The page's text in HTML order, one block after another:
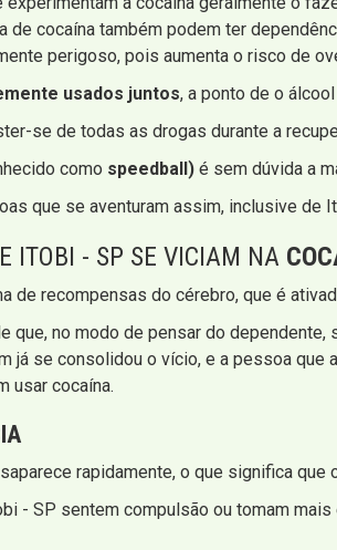
cocaína também podem ter
perigoso, pois aumenta o risco de
usados ​​juntos, a ponto de o
se de todas as drogas durante a
como speedball) é sem dúvida a
que se aventuram assim, inclusive de
ITOBI - SP SE VICIAM NA
de recompensas do cérebro, que é
que, no modo de pensar do
já se consolidou o vício, e a pessoa
usar cocaína.
rapidamente, o que significa
- SP sentem compulsão ou tomam